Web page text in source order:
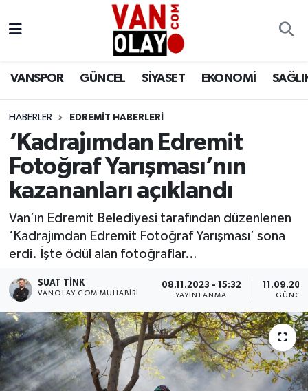
VANSPOR GÜNCEL SİYASET EKONOMİ
HABERLER EDREMİT HABERLERİ
‘Kadrajımdan Edremit
Fotoğraf Yarışması’nın
kazananları açıklandı
Van’ın Edremit Belediyesi tarafından düzenlenen
‘Kadrajımdan Edremit Fotoğraf Yarışması’ sona
erdi. İşte ödül alan fotoğraflar…
SUAT TINK
VANOLAY.COM MUHABIRI
08.11.2023 - 15:32
YAYINLANMA
Siyaset
Ekonomi
Sağlık
Bilim & Teknoloji
Dünya
RESMİ İLANLAR
Van Nöbetçi Eczaneler
Van Namaz Vakitleri
Van Trafik Yoğunluk Haritası
Süper Lig Puan Durumu ve Fikstür
Son Dakika Haberleri
Haber Arşivi